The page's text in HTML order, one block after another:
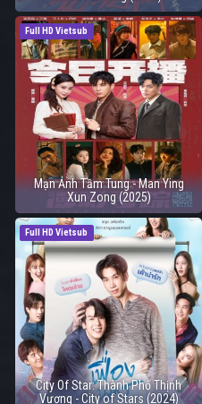
Full HD Vietsub
Mạn Ảnh Tầm Tung - Man Ying
Xun Zong (2025)
Full HD Vietsub
City Of Star: Thành Phố Thịnh
Vượng - City of Stars (2024)